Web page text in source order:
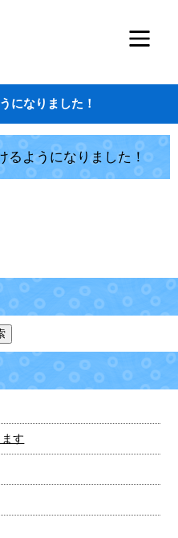
になりました！
るようになりました！
す